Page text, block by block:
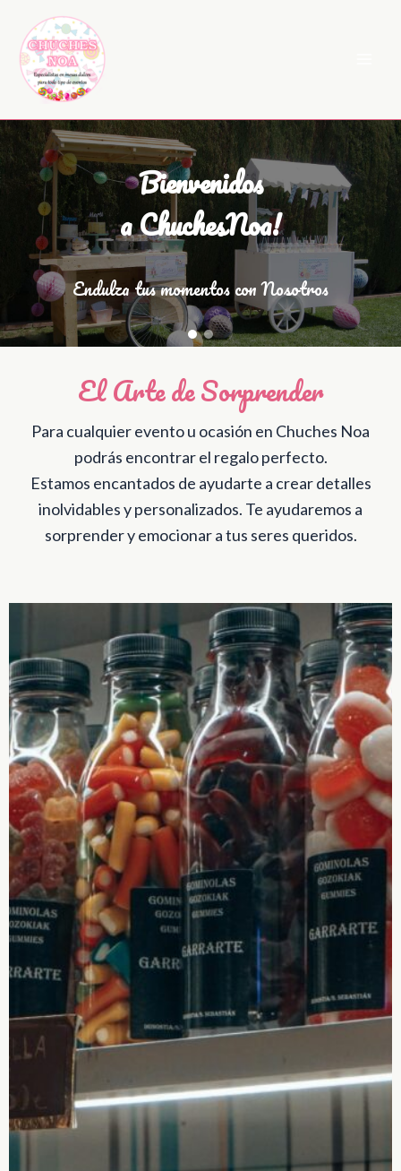
contenido
Bienvenidos
a ChuchesNoa!
Endulza tus momentos con Nosotros
El Arte de Sorprender
Para cualquier evento u ocasión en Chuches Noa
podrás encontrar el regalo perfecto.
Estamos encantados de ayudarte a crear detalles
inolvidables y personalizados. Te ayudaremos a
sorprender y emocionar a tus seres queridos.